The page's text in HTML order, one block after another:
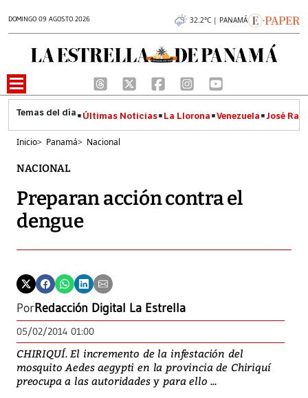
DOMINGO 09 AGOSTO 2026 32.2°C | PANAMÁ
Últimas Noticias La Llorona Venezuela José
Inicio> Panamá> Nacional
NACIONAL
Preparan acción contra el
dengue
PorRedacción Digital La Estrella
05/02/2014 01:00
CHIRIQUÍ. El incremento de la infestación del
mosquito Aedes aegypti en la provincia de Chiriquí
preocupa a las autoridades y para ello ...